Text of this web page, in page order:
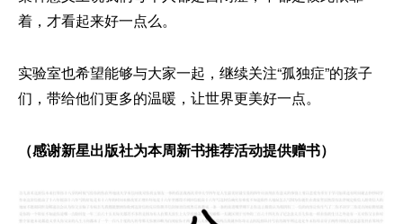
着，才看起来好一点么。
实验室也希望能够与大家一起，继续关注“孤独症”的孩子
们，带给他们更多的温暖，让世界更美好一点。
（感谢新星出版社为本周新书推荐活动提供赠书）